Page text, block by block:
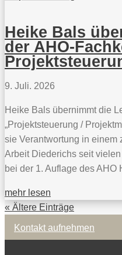
Heike Bals
der AHO-
9. Juli. 2026
Heike Bals übernimmt die
„Projektsteuerung /
sie Verantwortung in einem
Arbeit Diederichs seit
bei der 1. Auflage des AHO
mehr lesen
« Ältere Einträge
Kontakt aufnehmen